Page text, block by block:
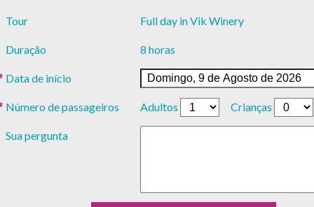
Tour Full day in Vik Winery
Duração 8 horas
Data de início
Número de passageiros Adultos Crianças
Sua pergunta